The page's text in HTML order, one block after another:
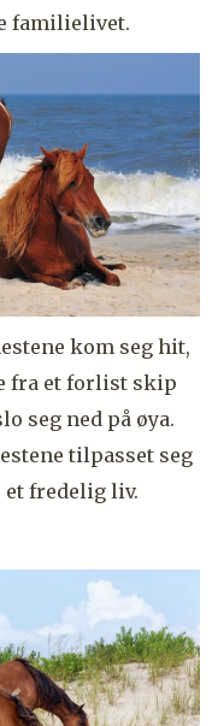
familielivet.
kom seg hit,
fra et forlist skip
seg ned på øya.
tilpasset seg
et fredelig liv.